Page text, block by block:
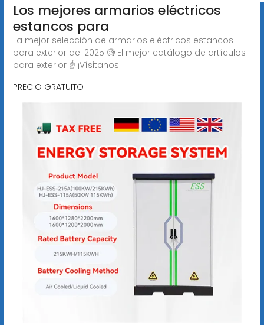
Los mejores armarios eléctricos
estancos para
La mejor selección de armarios eléctricos estancos
para exterior del 2025 🧐 El mejor catálogo de artículos
para exterior ☝️ ¡Vísitanos!
PRECIO GRATUITO